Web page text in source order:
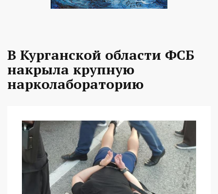
В Курганской области ФСБ
накрыла крупную
нарколабораторию